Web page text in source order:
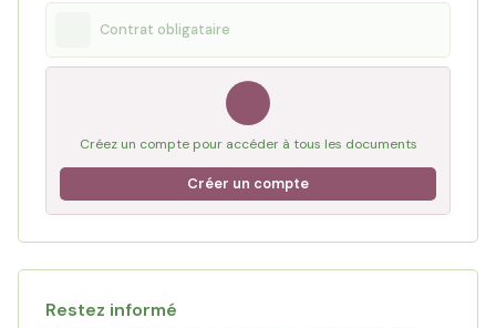
Contrat obligataire
Créez un compte pour accéder à tous les documents
Créer un compte
Restez informé